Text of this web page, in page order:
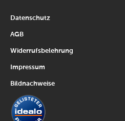
Datenschutz
AGB
Widerrufsbelehrung
Impressum
Bildnachweise